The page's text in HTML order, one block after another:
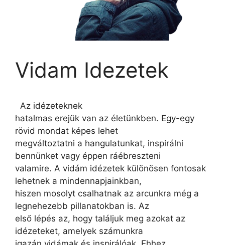
Vidam Idezetek
Az idézeteknek
hatalmas erejük van az életünkben. Egy-egy
rövid mondat képes lehet
megváltoztatni a hangulatunkat, inspirálni
bennünket vagy éppen ráébreszteni
valamire. A vidám idézetek különösen fontosak
lehetnek a mindennapjainkban,
hiszen mosolyt csalhatnak az arcunkra még a
legnehezebb pillanatokban is. Az
első lépés az, hogy találjuk meg azokat az
idézeteket, amelyek számunkra